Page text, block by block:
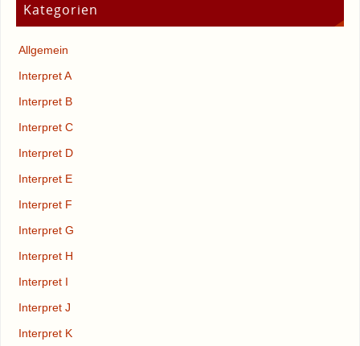
Kategorien
Allgemein
Interpret A
Interpret B
Interpret C
Interpret D
Interpret E
Interpret F
Interpret G
Interpret H
Interpret I
Interpret J
Interpret K